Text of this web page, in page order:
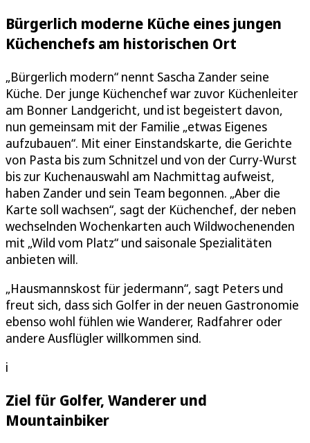
Bürgerlich moderne Küche eines jungen
Küchenchefs am historischen Ort
„Bürgerlich modern“ nennt Sascha Zander seine
Küche. Der junge Küchenchef war zuvor Küchenleiter
am Bonner Landgericht, und ist begeistert davon,
nun gemeinsam mit der Familie „etwas Eigenes
aufzubauen“. Mit einer Einstandskarte, die Gerichte
von Pasta bis zum Schnitzel und von der Curry-Wurst
bis zur Kuchenauswahl am Nachmittag aufweist,
haben Zander und sein Team begonnen. „Aber die
Karte soll wachsen“, sagt der Küchenchef, der neben
wechselnden Wochenkarten auch Wildwochenenden
mit „Wild vom Platz“ und saisonale Spezialitäten
anbieten will.
„Hausmannskost für jedermann“, sagt Peters und
freut sich, dass sich Golfer in der neuen Gastronomie
ebenso wohl fühlen wie Wanderer, Radfahrer oder
andere Ausflügler willkommen sind.
i
Ziel für Golfer, Wanderer und
Mountainbiker